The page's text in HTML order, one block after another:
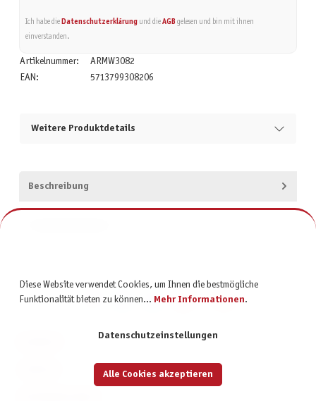
Ich habe die Datenschutzerklärungund die AGBgelesen und bin mit ihnen
einverstanden.
Artikelnummer:
ARMW3082
EAN:
5713799308206
Weitere Produktdetails
Beschreibung
Diese Website verwendet Cookies, um Ihnen die bestmögliche
Funktionalität bieten zu können... Mehr Informationen.
Datenschutzeinstellungen
Alle Cookies akzeptieren